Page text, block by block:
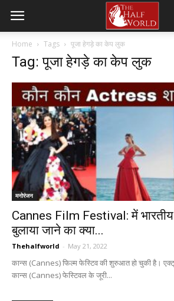
Home Tags पूजा हेगड़े का केप लुक
Tag: पूजा हेगड़े का केप लुक
मनोरंजन
Cannes Film Festival: में भारतीय
बुलाया जाने का क्या...
Thehalfworld - May 21, 2022
कान्स (Cannes) फिल्म फेस्टिव की शुरुआत हो चुकी है।
कान्स (Cannes) फेस्टिवल के जूरी...